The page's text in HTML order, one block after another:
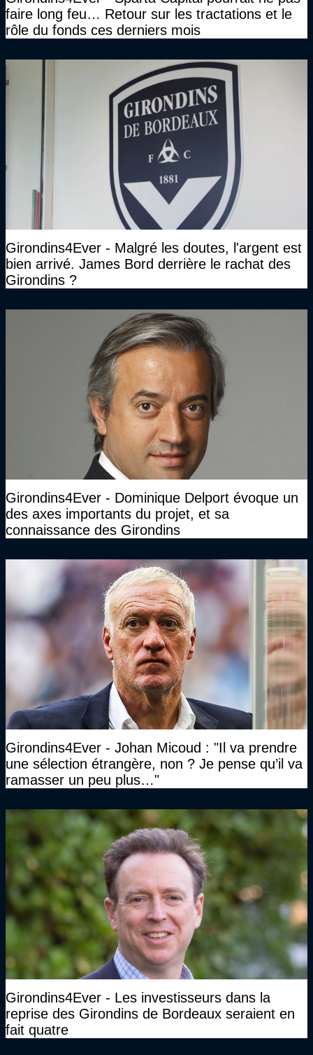
faire long feu… Retour sur les tractations et le
rôle du fonds ces derniers mois
Girondins4Ever - Malgré les doutes, l'argent est
bien arrivé. James Bord derrière le rachat des
Girondins ?
Girondins4Ever - Dominique Delport évoque un
des axes importants du projet, et sa
connaissance des Girondins
Girondins4Ever - Johan Micoud : "Il va prendre
une sélection étrangère, non ? Je pense qu’il va
ramasser un peu plus…"
Girondins4Ever - Les investisseurs dans la
reprise des Girondins de Bordeaux seraient en
fait quatre